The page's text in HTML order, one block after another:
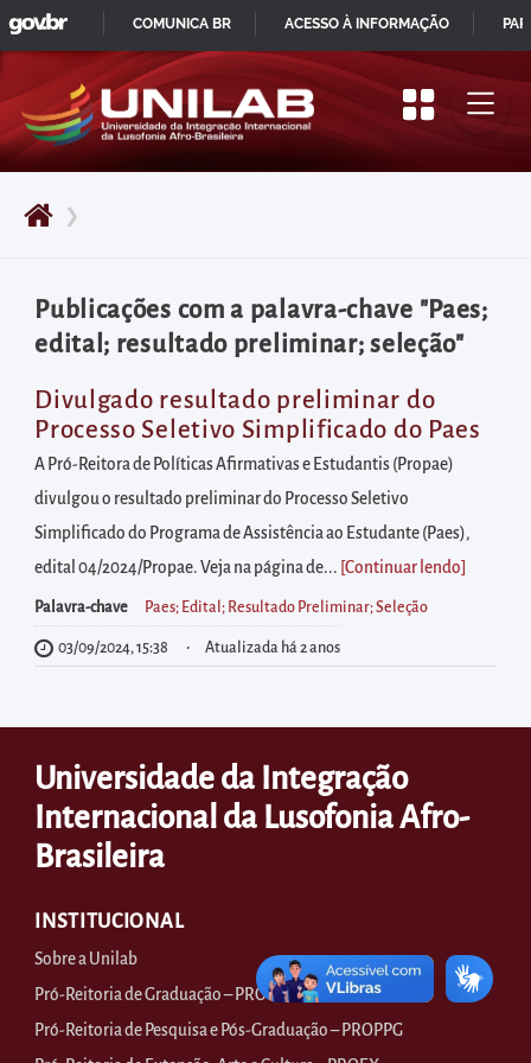
Pular
para
início
do
principal
Acessar
diretamente
o
menu
principal
Acessar
diretamente
à
área
para
realizar
Acessar
diretamente
as
postas
❯
Publicações com a palavra-chave "Paes;
edital; resultado preliminar; seleção"
Divulgado resultado preliminar do
Processo Seletivo Simplificado do Paes
A Pró-Reitora de Políticas Afirmativas e Estudantis (Propae)
divulgou o resultado preliminar do Processo Seletivo
Simplificado do Programa de Assistência ao Estudante (Paes),
edital 04/2024/Propae. Veja na página de... [Continuar lendo
Palavra-chave Paes; Edital; Resultado Preliminar; Seleção
03/09/2024, 15:38 Atualizada há 2 anos
Universidade da Integração
Internacional da Lusofonia Afro-
Brasileira
INSTITUCIONAL
Sobre a Unilab
Pró-Reitoria de Graduação – PROGRAD
Pró-Reitoria de Pesquisa e Pós-Graduação – PROPPG
IR
PARA
CONTEÚDO
GOVBR
COMUNICA BR ACESSO À INFORMAÇÃO